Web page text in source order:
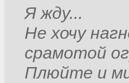
Я жду...
Не хочу
срамотой
Плюйте и